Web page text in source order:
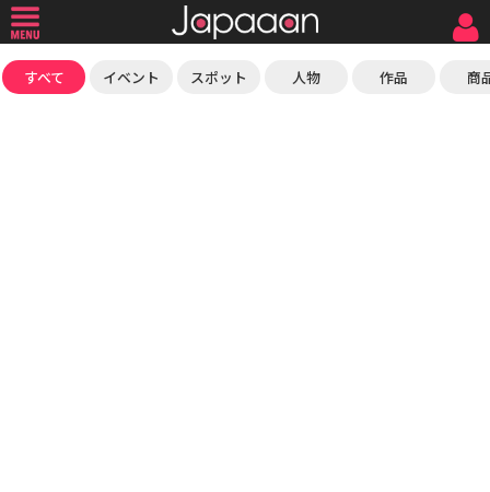
すべて イベント スポット 人物 作品 商